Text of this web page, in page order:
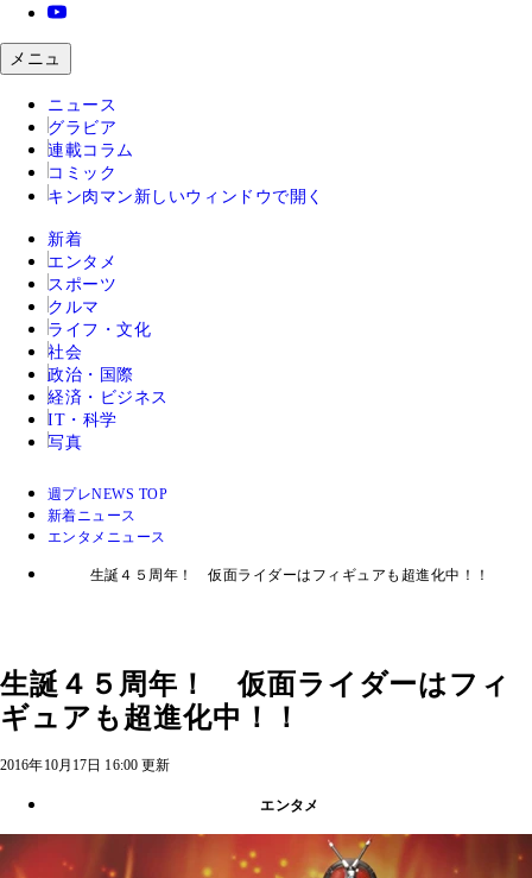
メニュ
ニュース
グラビア
連載コラム
コミック
キン肉マン 新しいウィンドウで開く
新着
エンタメ
スポーツ
クルマ
ライフ・文化
社会
政治・国際
経済・ビジネス
IT・科学
写真
週プレNEWS TOP
新着ニュース
エンタメニュース
生誕４５周年！ 仮面ライダーはフィギュアも超進化中！！
生誕４５周年！ 仮面ライダーはフィ
ギュアも超進化中！！
2016年10月17日 16:00 更新
エンタメ